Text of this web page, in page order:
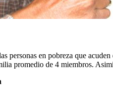
personas en pobreza que
promedio de 4 miembros.